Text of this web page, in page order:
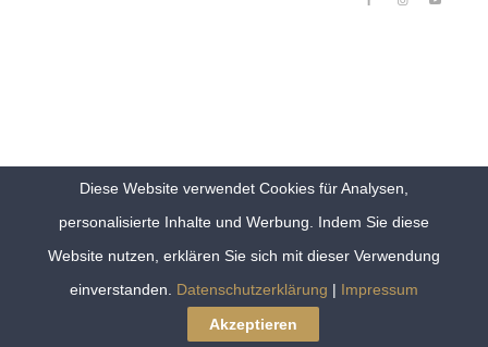
Diese Website verwendet Cookies für Analysen,
personalisierte Inhalte und Werbung. Indem Sie diese
Website nutzen, erklären Sie sich mit dieser Verwendung
einverstanden. Datenschutzerklärung | Impressum
Akzeptieren